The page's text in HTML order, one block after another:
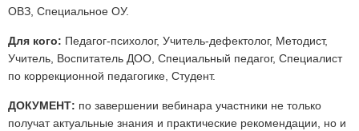
ОВЗ, Специальное ОУ.
Для кого: Педагог-психолог, Учитель-дефектолог, Методист,
Учитель, Воспитатель ДОО, Специальный педагог, Специалист
по коррекционной педагогике, Студент.
ДОКУМЕНТ: по завершении вебинара участники не только
получат актуальные знания и практические рекомендации, но и